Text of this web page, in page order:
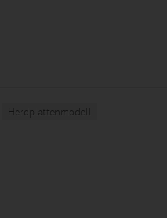
Herdplattenmodell